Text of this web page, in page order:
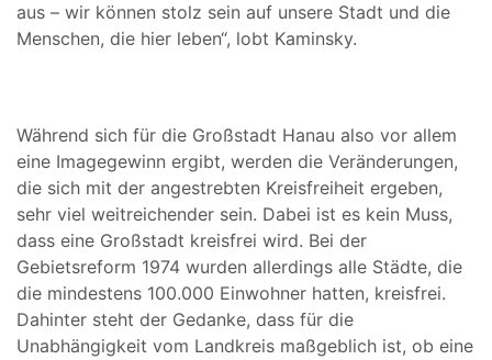
aus – wir können stolz sein auf unsere Stadt und die
Menschen, die hier leben“, lobt Kaminsky.
Während sich für die Großstadt Hanau also vor allem
eine Imagegewinn ergibt, werden die Veränderungen,
die sich mit der angestrebten Kreisfreiheit ergeben,
sehr viel weitreichender sein. Dabei ist es kein Muss,
dass eine Großstadt kreisfrei wird. Bei der
Gebietsreform 1974 wurden allerdings alle Städte, die
die mindestens 100.000 Einwohner hatten, kreisfrei.
Dahinter steht der Gedanke, dass für die
Unabhängigkeit vom Landkreis maßgeblich ist, ob eine